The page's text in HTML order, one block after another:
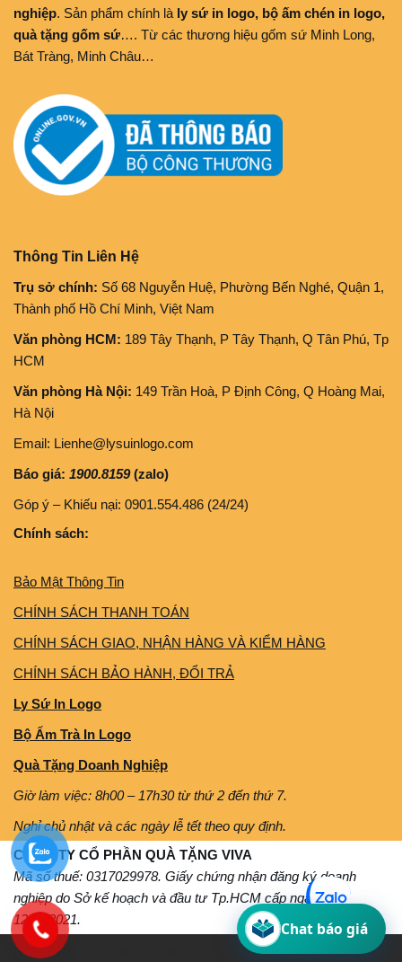
nghiệp. Sản phẩm chính là ly sứ in logo, bộ ấm chén in logo,
quà tặng gốm sứ…. Từ các thương hiệu gốm sứ Minh Long,
Bát Tràng, Minh Châu…
Thông Tin Liên Hệ
Trụ sở chính: Số 68 Nguyễn Huệ, Phường Bến Nghé, Quận 1,
Thành phố Hồ Chí Minh, Việt Nam
Văn phòng HCM: 189 Tây Thạnh, P Tây Thạnh, Q Tân Phú, Tp
HCM
Văn phòng Hà Nội: 149 Trần Hoà, P Định Công, Q Hoàng Mai,
Hà Nội
Email: Lienhe@lysuinlogo.com
Báo giá: 1900.8159(zalo)
Góp ý – Khiếu nại: 0901.554.486 (24/24)
Chính sách:
Bảo Mật Thông Tin
CHÍNH SÁCH THANH TOÁN
CHÍNH SÁCH GIAO, NHẬN HÀNG VÀ KIỂM HÀNG
CHÍNH SÁCH BẢO HÀNH, ĐỔI TRẢ
Ly Sứ In Logo
Bộ Ấm Trà In Logo
Quà Tặng Doanh Nghiệp
Giờ làm việc: 8h00 – 17h30 từ thứ 2 đến thứ 7.
Nghỉ chủ nhật và các ngày lễ tết theo quy định.
CÔNG TY CỔ PHẦN QUÀ TẶNG VIVA
Mã số thuế: 0317029978. Giấy chứng nhận đăng ký doanh
nghiệp do Sở kế hoạch và đầu tư Tp.HCM cấp ngày
12/11/2021.
Neve| Mã nguồn
Chat báo giá